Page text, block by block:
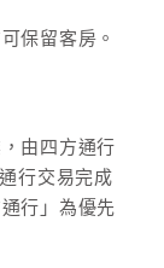
保留客房。
由四方通行
行交易完成
行」為優先